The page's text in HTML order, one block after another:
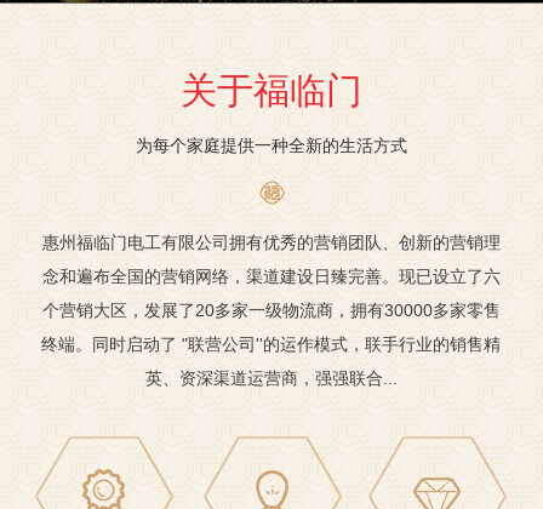
关于福临门
为每个家庭提供一种全新的生活方式
惠州福临门电工有限公司拥有优秀的营销团队、创新的营销理
念和遍布全国的营销网络，渠道建设日臻完善。现已设立了六
个营销大区，发展了20多家一级物流商，拥有30000多家零售
终端。同时启动了 "联营公司''的运作模式，联手行业的销售精
英、资深渠道运营商，强强联合...